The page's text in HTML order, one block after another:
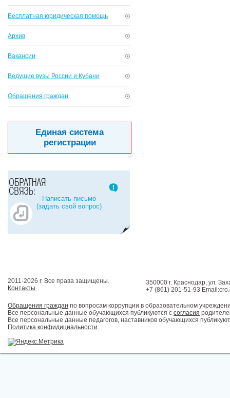
Бесплатная юридическая помощь
Архив
Вакансии
Ведущие вузы России и Кубани
Обращения граждан
Единая система
регистрации
Написать письмо
(задать свой вопрос)
2011-2026 г. Все права защищены.
Контакты
350000 г. Краснодар, ул.
+7 (861) 201-51-93
Обращения граждан по вопросам коррупции в образовательном
Все персональные данные обучающихся публикуются с согласия
Все персональные данные педагогов, наставников обучающихся
Политика конфидициальности.